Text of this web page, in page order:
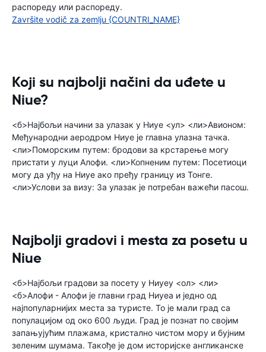
распореду или распореду.
Završite vodič za zemlju {COUNTRI_NAME}
Koji su najbolji načini da uđete u
Niue?
<б>Најбољи начини за улазак у Ниуе <ул> <ли>Авионом:
Међународни аеродром Ниуе је главна улазна тачка.
<ли>Поморским путем: бродови за крстарење могу
пристати у луци Алофи. <ли>Копненим путем: Посетиоци
могу да уђу на Ниуе ако пређу границу из Тонге.
<ли>Услови за визу: За улазак је потребан важећи пасош.
Najbolji gradovi i mesta za posetu u
Niue
<б>Најбољи градови за посету у Ниуеу <ол> <ли>
<б>Алофи - Алофи је главни град Ниуеа и једно од
најпопуларнијих места за туристе. То је мали град са
популацијом од око 600 људи. Град је познат по својим
запањујућим плажама, кристално чистом мору и бујним
зеленим шумама. Такође је дом историјске англиканске